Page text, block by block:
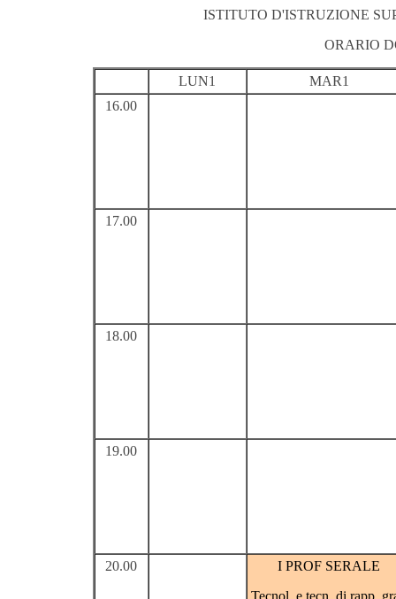
ISTITUTO D'ISTRUZIONE
ORARIO
LUN1
MAR1
16.00
17.00
18.00
19.00
20.00
I PROF SERALE
Tecnol. e tecn. di rapp.